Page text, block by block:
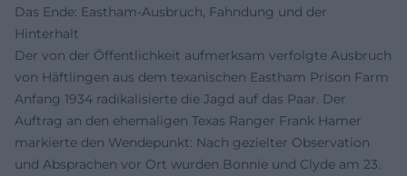
Das Ende: Eastham-Ausbruch, Fahndung und der
Hinterhalt
Der von der Öffentlichkeit aufmerksam verfolgte Ausbruch
von Häftlingen aus dem texanischen Eastham Prison Farm
Anfang 1934 radikalisierte die Jagd auf das Paar. Der
Auftrag an den ehemaligen Texas Ranger Frank Hamer
markierte den Wendepunkt: Nach gezielter Observation
und Absprachen vor Ort wurden Bonnie und Clyde am 23.